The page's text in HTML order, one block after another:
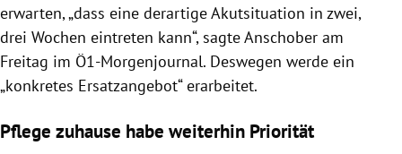
erwarten, „dass eine derartigeAkutsituation in zwei,
drei Wochen eintreten kann“, sagteAnschober am
Freitag im Ö1-Morgenjournal. Deswegen werde ein
„konkretes Ersatzangebot“ erarbeitet.
Pflege zuhause habe weiterhin Priorität